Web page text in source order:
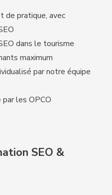
de pratique, avec
dans le tourisme
maximum
par notre équipe
les OPCO
SEO &